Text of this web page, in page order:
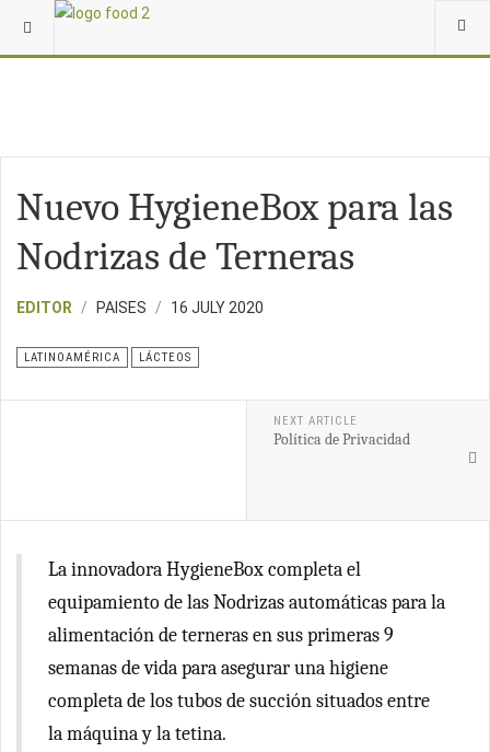
Nuevo HygieneBox para las
Nodrizas de Terneras
EDITOR PAISES 16 JULY 2020
LATINOAMÉRICA LÁCTEOS
NEXT ARTICLE
Política de Privacidad
La innovadora HygieneBox completa el
equipamiento de las Nodrizas automáticas para la
alimentación de terneras en sus primeras 9
semanas de vida para asegurar una higiene
completa de los tubos de succión situados entre
la máquina y la tetina.